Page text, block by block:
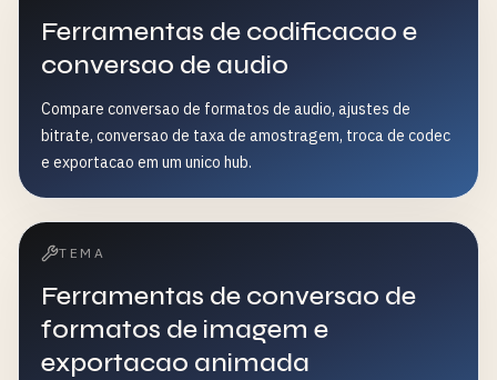
Ferramentas de codificacao e
conversao de audio
Compare conversao de formatos de audio, ajustes de
bitrate, conversao de taxa de amostragem, troca de codec
e exportacao em um unico hub.
TEMA
Ferramentas de conversao de
formatos de imagem e
exportacao animada